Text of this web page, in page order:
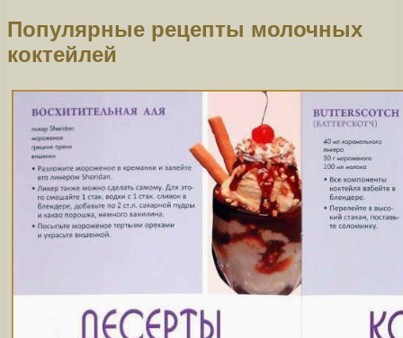
Популярные рецепты молочных
коктейлей